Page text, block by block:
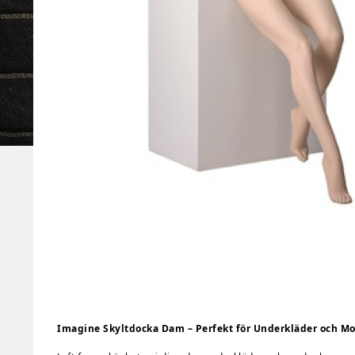
Imagine Skyltdocka Dam – Perfekt för Underkläder och